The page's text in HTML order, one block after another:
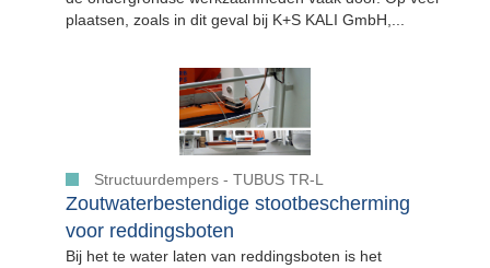
plaatsen, zoals in dit geval bij K+S KALI GmbH,...
Structuurdempers - TUBUS TR-L
Zoutwaterbestendige stootbescherming
voor reddingsboten
Bij het te water laten van reddingsboten is het